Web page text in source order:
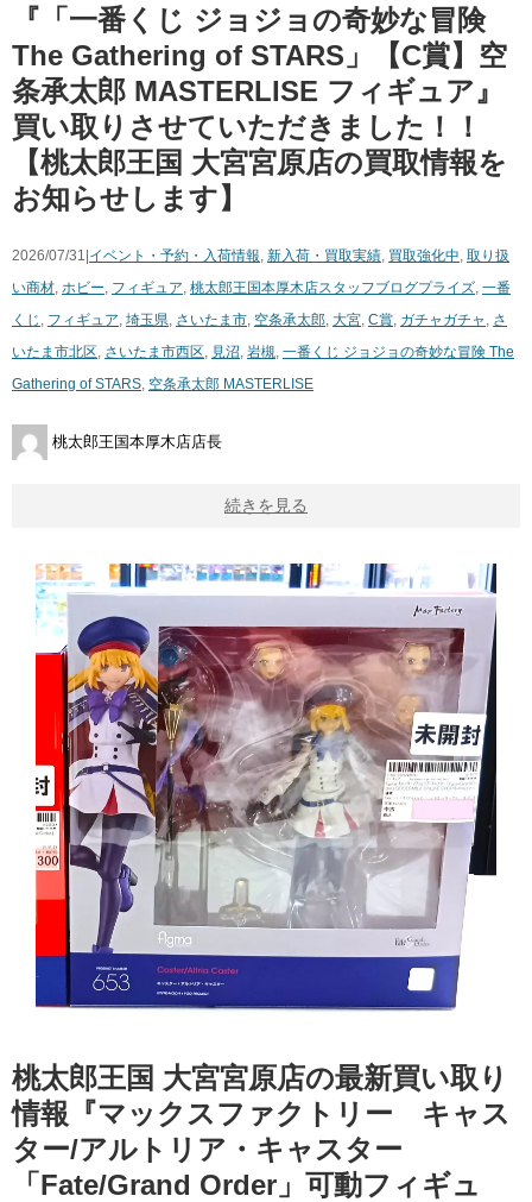
『「一番くじ ジョジョの奇妙な冒険
The Gathering of STARS」【C賞】空
条承太郎 MASTERLISE フィギュア』
買い取りさせていただきました！！
【桃太郎王国 大宮宮原店の買取情報を
お知らせします】
2026/07/31|イベント・予約・入荷情報 新入荷・買取実績 買取強化中 取り扱
い商材 ホビー フィギュア 桃太郎王国本厚木店スタッフブログプライズ 一番
くじ
フィギュア 埼玉県 さいたま市 空条承太郎 大宮 C賞 ガチャガチャ
さ
いたま市北区 さいたま市西区 見沼 岩槻 一番くじ ジョジョの奇妙な冒険 The
Gathering of STARS 空条承太郎 MASTERLISE
桃太郎王国本厚木店店長
続きを見る
桃太郎王国 大宮宮原店の最新買い取り
情報『マックスファクトリー キャス
ター/アルトリア・キャスター
「Fate/Grand Order」可動フィギュ